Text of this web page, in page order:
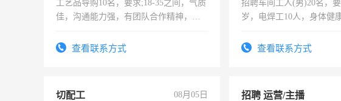
工艺品导购10名，要求;18-35之间，气质
佳，沟通能力强，有团队合作精神，有
查看联系方式
招聘车间工人(男)20名，
岁，电焊工10人，身体健
宿，免费发放劳保用品，
查看联系方式
切配工 08月05日 招聘 运营/主播